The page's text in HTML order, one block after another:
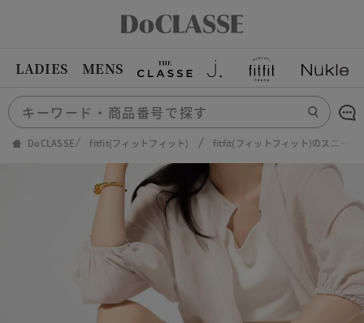
LADIES MENS
DoCLASSE fitfit(フィットフィット) fitfit(フィットフィット)のスニーカ